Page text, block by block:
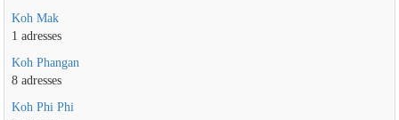
Koh Mak
1 adresses
Koh Phangan
8 adresses
Koh Phi Phi